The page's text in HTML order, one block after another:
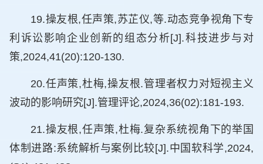
19.操友根,任声策,苏芷仪,等.动态竞争视角下专
利诉讼影响企业创新的组态分析[J].科技进步与对
策,2024,41(20):120-130.
20.任声策,杜梅,操友根.管理者权力对短视主义
波动的影响研究[J].管理评论,2024,36(02):181-193.
21.操友根,任声策,杜梅.复杂系统视角下的举国
体制进路:系统解析与案例比较[J].中国软科学,2024,